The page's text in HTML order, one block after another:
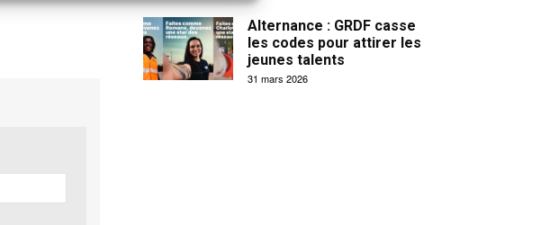
Alternance : GRDF casse
les codes pour attirer les
jeunes talents
31 mars 2026